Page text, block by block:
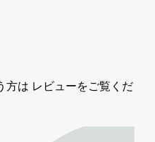
方は レビューをご覧くだ